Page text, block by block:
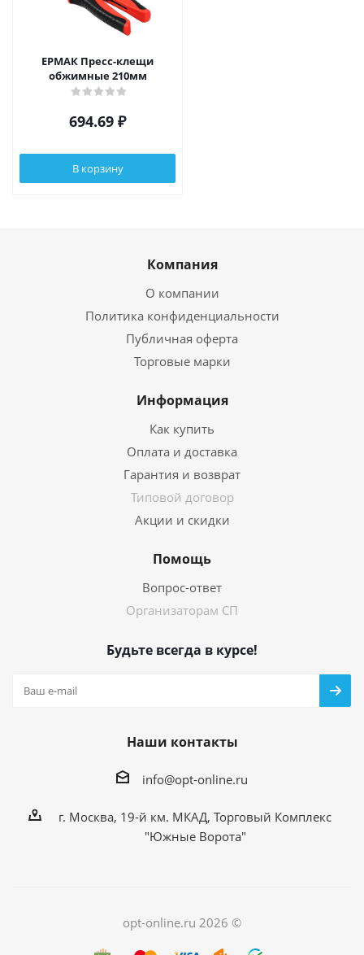
ЕРМАК Пресс-клещи
обжимные 210мм
694.69 ₽
В корзину
Компания
О компании
Политика конфиденциальности
Публичная оферта
Торговые марки
Информация
Как купить
Оплата и доставка
Гарантия и возврат
Типовой договор
Акции и скидки
Помощь
Вопрос-ответ
Организаторам СП
Будьте всегда в курсе!
Наши контакты
info@opt-online.ru
г. Москва, 19-й км. МКАД, Торговый Комплекс
"Южные Ворота"
opt-online.ru 2026 ©